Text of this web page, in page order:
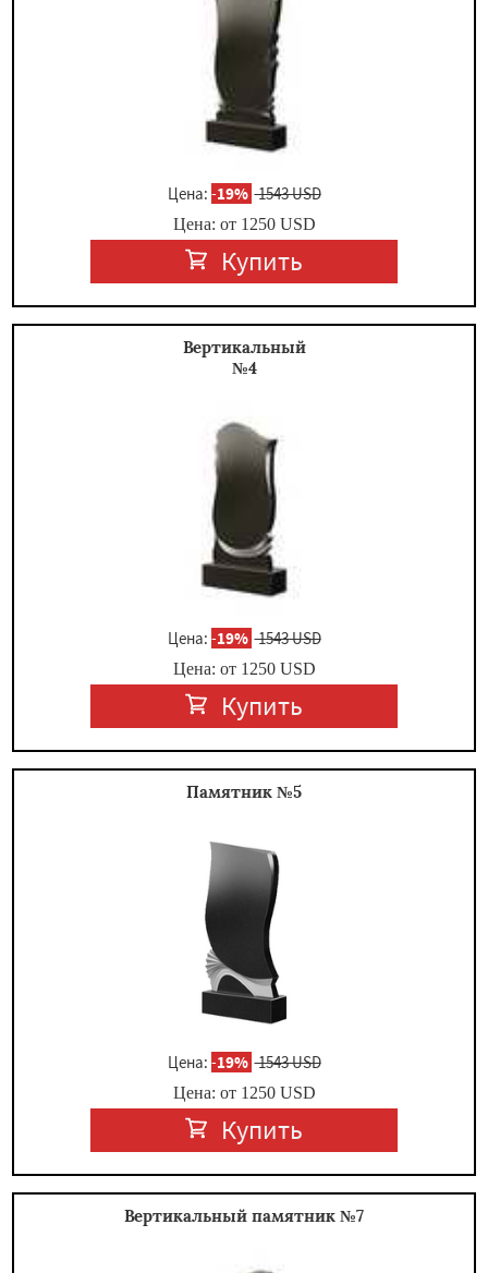
Цена: -19% 1543 USD
Цена: от 1250USD
Купить
Вертикальный
№4
Цена: -19% 1543 USD
Цена: от 1250USD
Купить
Памятник №5
Цена: -19% 1543 USD
Цена: от 1250USD
Купить
Вертикальный памятник №7
Даю согласие на обработку персональных данных